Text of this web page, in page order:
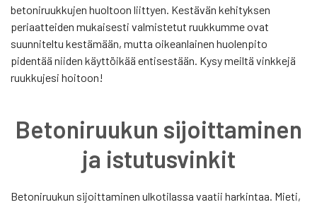
betoniruukkujen huoltoon liittyen. Kestävän kehityksen
periaatteiden mukaisesti valmistetut ruukkumme ovat
suunniteltu kestämään, mutta oikeanlainen huolenpito
pidentää niiden käyttöikää entisestään. Kysy meiltä vinkkejä
ruukkujesi hoitoon!
Betoniruukun sijoittaminen
ja istutusvinkit
Betoniruukun sijoittaminen ulkotilassa vaatii harkintaa. Mieti,